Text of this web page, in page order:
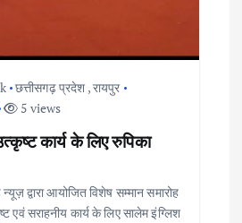
छत्तीसगढ़ प्रदेश ,रायपुर
5 views
कार्य के लिए रुपिका
द्वारा आयोजित विशेष सम्मान समारोह
एवं सराहनीय कार्य के लिए सालेम इंग्लिश